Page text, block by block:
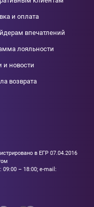
и оплата
впечатлений
лояльности
и новости
возврата
в ЕГР 07.04.2016
09:00 – 18:00; e-mail: